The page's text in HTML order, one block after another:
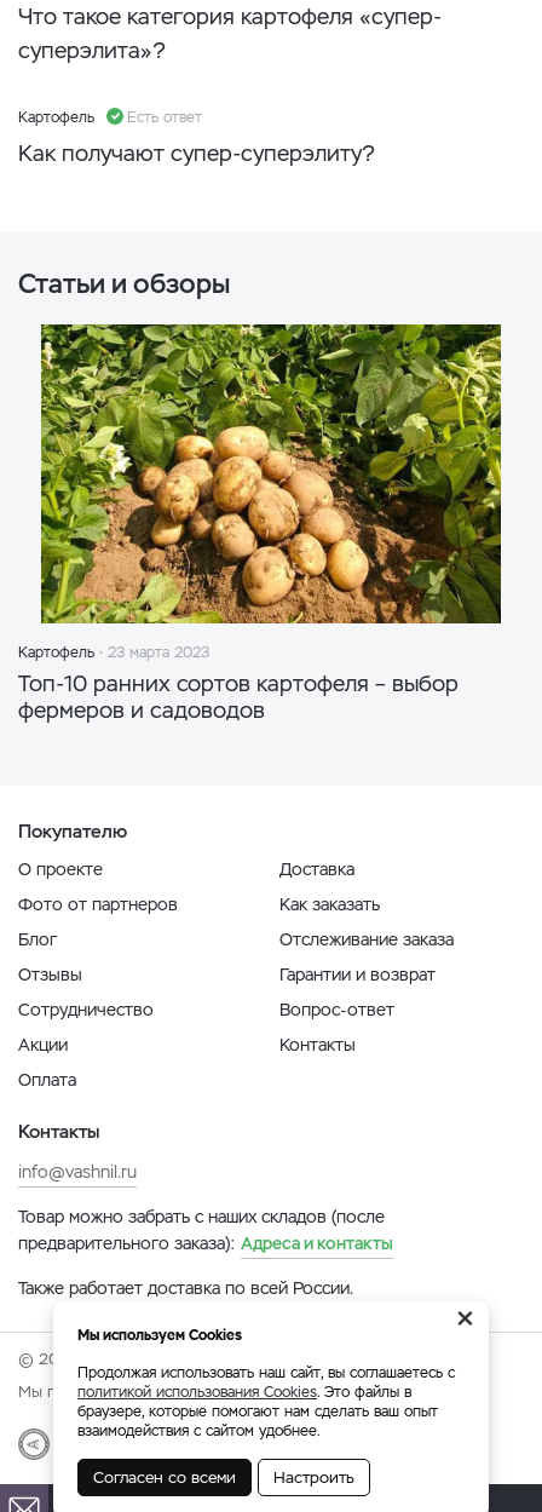
Что такое категория картофеля «супер-
суперэлита»?
Картофель Есть ответ
Как получают супер-суперэлиту?
Статьи и обзоры
Картофель 23 марта 2023
Топ-10 ранних сортов картофеля – выбор
фермеров и садоводов
Покупателю
О проекте
Фото от партнеров
Блог
Отзывы
Сотрудничество
Акции
Оплата
Доставка
Как заказать
Отслеживание заказа
Гарантии и возврат
Вопрос-ответ
Контакты
Контакты
info@vashnil.ru
Товар можно забрать с наших складов (после
предварительного заказа): Адреса и контакты
Также работает доставка по всей России.
© 2026 Онлайн-ярмарка ВАСХНиЛ.
Мы принимаем:
Разработка Веб-аналитика
×
Мы используем Cookies
Продолжая использовать наш сайт, вы соглашаетесь с
политикой использования Cookies. Это файлы в
браузере, которые помогают нам сделать ваш опыт
взаимодействия с сайтом удобнее.
Согласен со всеми Настроить